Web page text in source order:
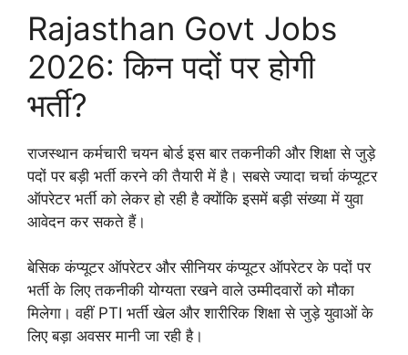
Rajasthan Govt Jobs
2026: किन पदों पर होगी
भर्ती?
राजस्थान कर्मचारी चयन बोर्ड इस बार तकनीकी और शिक्षा से जुड़े
पदों पर बड़ी भर्ती करने की तैयारी में है। सबसे ज्यादा चर्चा कंप्यूटर
ऑपरेटर भर्ती को लेकर हो रही है क्योंकि इसमें बड़ी संख्या में युवा
आवेदन कर सकते हैं।
बेसिक कंप्यूटर ऑपरेटर और सीनियर कंप्यूटर ऑपरेटर के पदों पर
भर्ती के लिए तकनीकी योग्यता रखने वाले उम्मीदवारों को मौका
मिलेगा। वहीं PTI भर्ती खेल और शारीरिक शिक्षा से जुड़े युवाओं के
लिए बड़ा अवसर मानी जा रही है।